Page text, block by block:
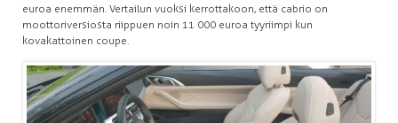
euroa enemmän. Vertailun vuoksi kerrottakoon, että cabrio on
moottoriversiosta riippuen noin 11 000 euroa tyyriimpi kun
kovakattoinen coupe.